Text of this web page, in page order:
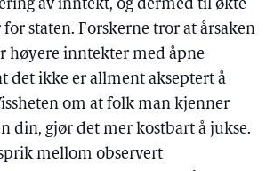
av inntekt, og dermed til økte
staten. Forskerne tror at årsaken
høyere inntekter med åpne
det ikke er allment akseptert å
om at folk man kjenner
din, gjør det mer kostbart å jukse.
mellom observert